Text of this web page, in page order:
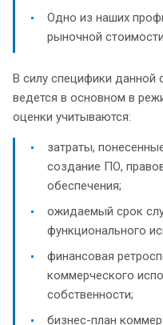
Одно из наших
рыночной
В силу специфики данной
ведется в основном в
оценки учитываются:
затраты,
создание ПО,
обеспечения;
ожидаемый срок
функционального
финансовая
коммерческого
собственности;
бизнес-план